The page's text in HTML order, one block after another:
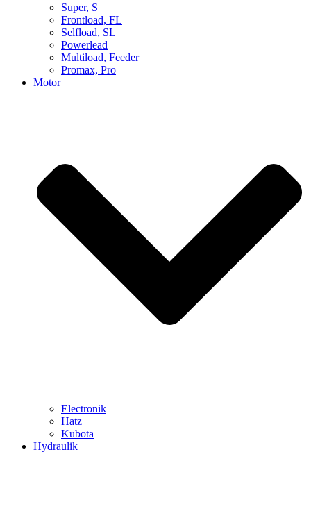
Super, S
Frontload, FL
Selfload, SL
Powerlead
Multiload, Feeder
Promax, Pro
Motor
Electronik
Hatz
Kubota
Hydraulik